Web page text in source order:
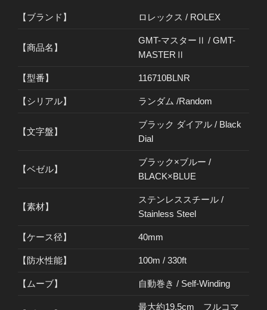
【ブランド】 ロレックス / ROLEX
【商品名】
GMT-マスターⅡ / GMT-
MASTERⅡ
【型番】 116710BLNR
【シリアル】 ランダム /Random
【文字盤】
ブラック ダイアル / Black
Dial
【ベゼル】
ブラック×ブルー /
BLACK×BLUE
【素材】
ステンレススチール /
Stainless Steel
【ケース径】 40mm
【防水性能】 100m / 330ft
【ムーブ】 自動巻き / Self-Winding
最大約19.5cm フルコマ